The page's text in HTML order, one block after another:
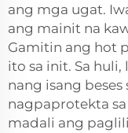
ang mga ugat.
ang mainit na
Gamitin ang hot
ito sa init. Sa
nang isang beses
nagpaprotekta
madali ang